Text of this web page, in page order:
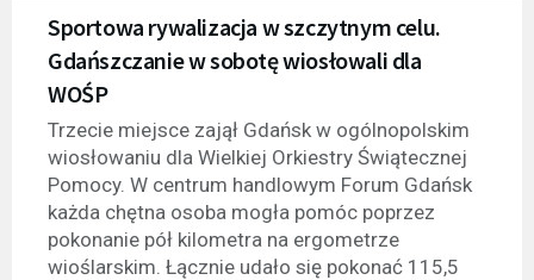
Sportowa rywalizacja w szczytnym celu.
Gdańszczanie w sobotę wiosłowali dla
WOŚP
Trzecie miejsce zajął Gdańsk w ogólnopolskim
wiosłowaniu dla Wielkiej Orkiestry Świątecznej
Pomocy. W centrum handlowym Forum Gdańsk
każda chętna osoba mogła pomóc poprzez
pokonanie pół kilometra na ergometrze
wioślarskim. Łącznie udało się pokonać 115,5